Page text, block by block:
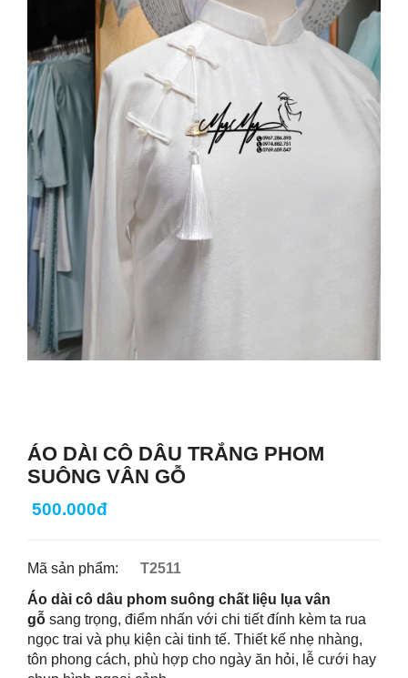
ÁO DÀI CÔ DÂU TRẮNG PHOM
SUÔNG VÂN GỖ
500.000đ
Mã sản phẩm:
T2511
Áo dài cô dâu phom suông chất liệu lụa vân
gỗ sang trọng, điểm nhấn với chi tiết đính kèm ta rua
ngọc trai và phụ kiện cài tinh tế. Thiết kế nhẹ nhàng,
tôn phong cách, phù hợp cho ngày ăn hỏi, lễ cưới hay